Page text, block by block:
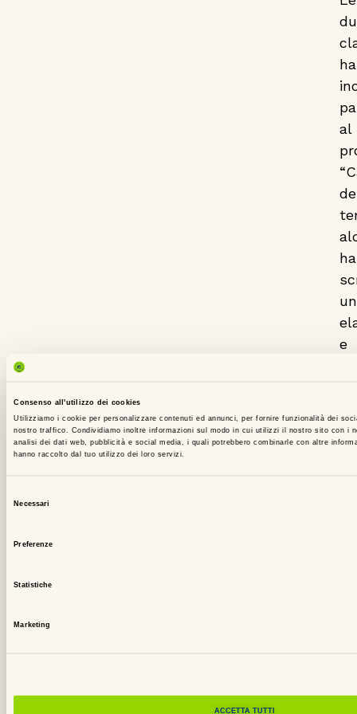
Consenso all'utilizzo dei cookies
Utilizziamo i cookie per personalizzare contenuti ed annunci, per fornire funzionalità dei
nostro traffico. Condividiamo inoltre informazioni sul modo in cui utilizzi il nostro sito con i
analisi dei dati web, pubblicità e social media, i quali potrebbero combinarle con altre
hanno raccolto dal tuo utilizzo dei loro servizi.
Necessari
Preferenze
Statistiche
Marketing
ACCETTA TUTTI
al
un
e
un